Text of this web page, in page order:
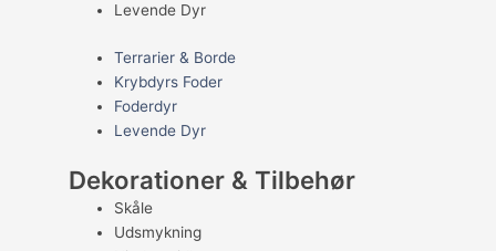
Levende Dyr
Terrarier & Borde
Krybdyrs Foder
Foderdyr
Levende Dyr
Dekorationer & Tilbehør
Skåle
Udsmykning